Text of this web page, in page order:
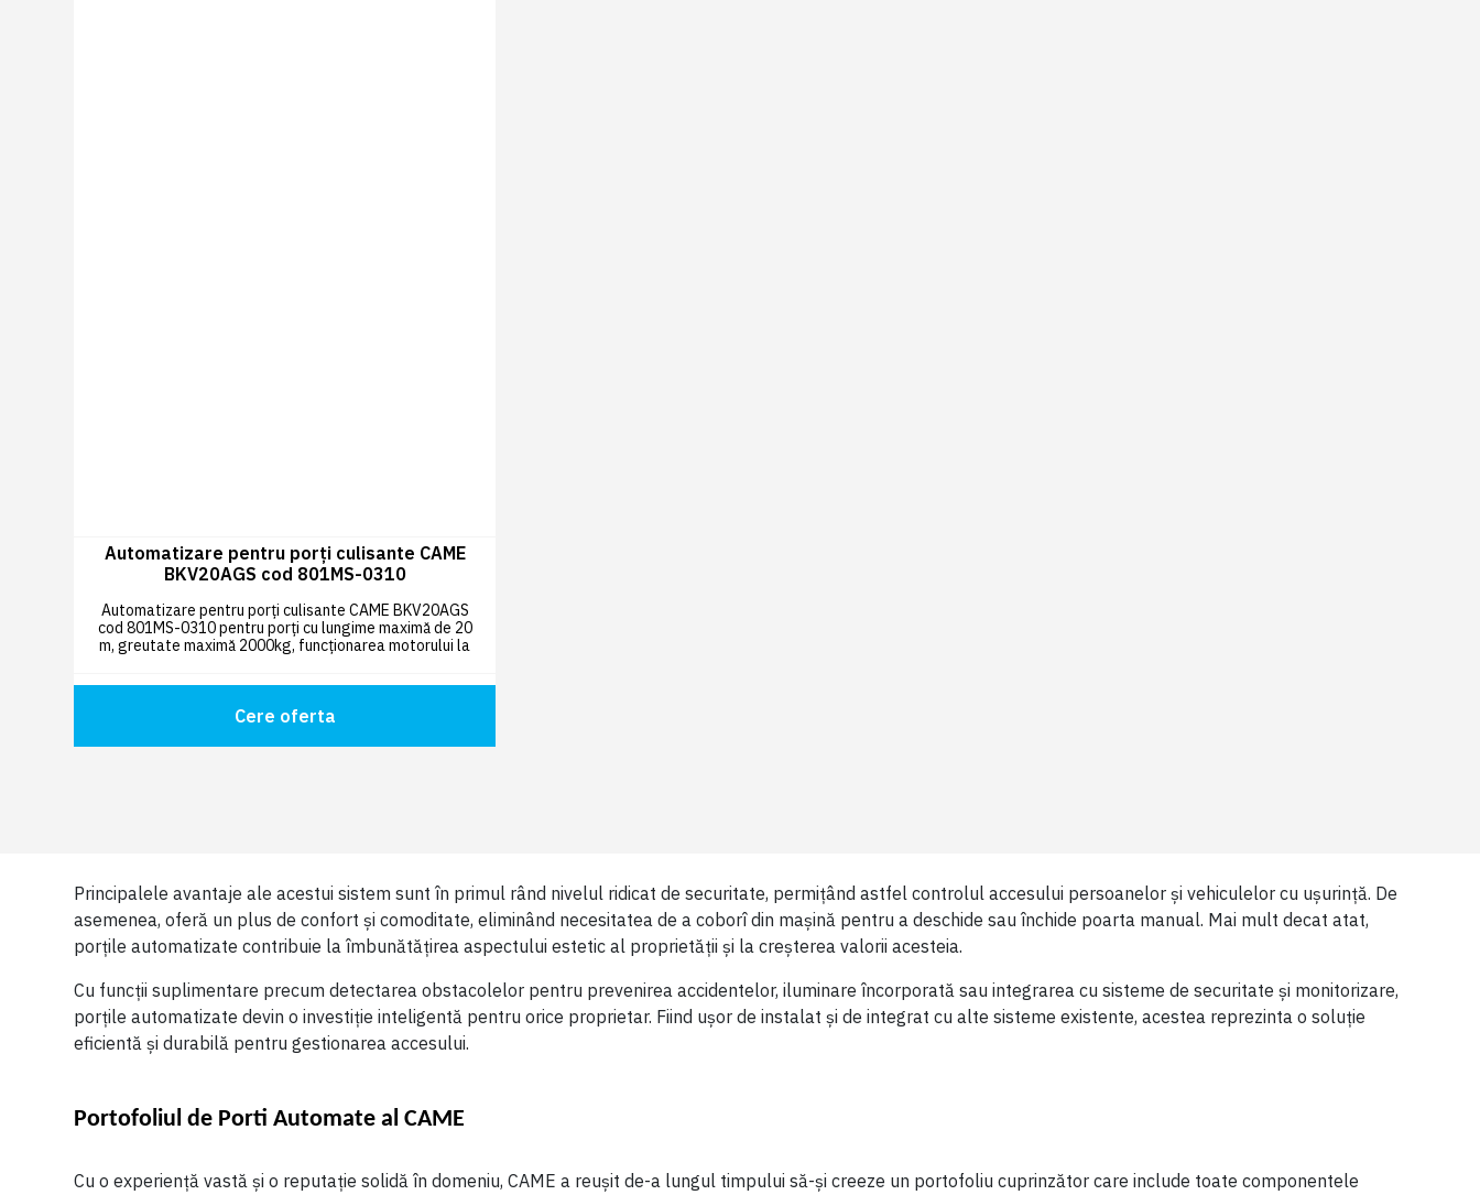
Automatizare pentru porți culisante CAME
BKV20AGS cod 801MS-0310
Automatizare pentru porți culisante CAME BKV20AGS
cod 801MS-0310 pentru porți cu lungime maximă de 20
m, greutate maximă 2000kg, funcționarea motorului la
Cere oferta
Principalele avantaje ale acestui sistem sunt în primul rând nivelul ridicat de securitate, permițând astfel controlul accesului persoanelor și vehiculelor cu ușurință. De
asemenea, oferă un plus de confort și comoditate, eliminând necesitatea de a coborî din mașină pentru a deschide sau închide poarta manual. Mai mult decat atat,
porțile automatizate contribuie la îmbunătățirea aspectului estetic al proprietății și la creșterea valorii acesteia.
Cu funcții suplimentare precum detectarea obstacolelor pentru prevenirea accidentelor, iluminare încorporată sau integrarea cu sisteme de securitate și monitorizare,
porțile automatizate devin o investiție inteligentă pentru orice proprietar. Fiind ușor de instalat și de integrat cu alte sisteme existente, acestea reprezinta o soluție
eficientă și durabilă pentru gestionarea accesului.
Portofoliul de Porti Automate al CAME
Cu o experiență vastă și o reputație solidă în domeniu, CAME a reușit de-a lungul timpului să-și creeze un portofoliu cuprinzător care include toate componentele